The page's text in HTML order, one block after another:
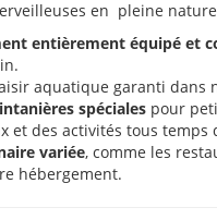
en pleine
entièrement équipé et
aquatique garanti dans
spéciales pour
et des activités tous
variée, comme les
hébergement.